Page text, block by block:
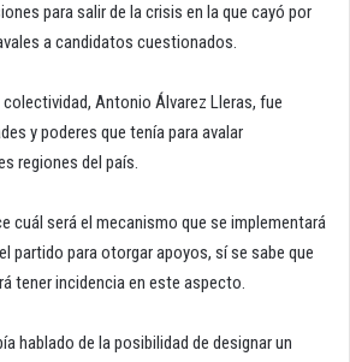
para salir de la crisis en la que cayó por
a candidatos cuestionados.
Antonio Álvarez Lleras, fue
y poderes que tenía para avalar
regiones del país.
cuál será el mecanismo que se implementará
partido para otorgar apoyos, sí se sabe que
tener incidencia en este aspecto.
hablado de la posibilidad de designar un